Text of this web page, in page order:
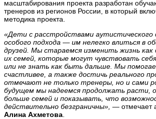
масштабирования проекта разработан
тренеров из регионов России, в который
методика проекта.
«Дети с расстройствами
особого подхода — им нелегко влиться в
друзей. Мы стараемся изменить жизнь как
их семей, которые могут чувствовать
или не знать как быть дальше. Мы
счастливее, а также достичь реального
отмечают не только тренеры, но и сами
будущем мы надеемся продолжать расти,
больше семей и показывать, что
действительно безграничны», — отмечает
Алина Ахметова